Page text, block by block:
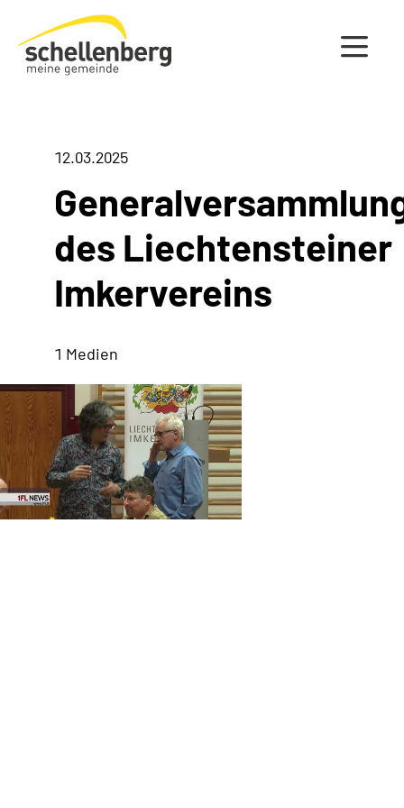
Gemeinde Schellenberg Startseite
12.03.2025
des Liechtensteiner
Imkervereins
1 Medien